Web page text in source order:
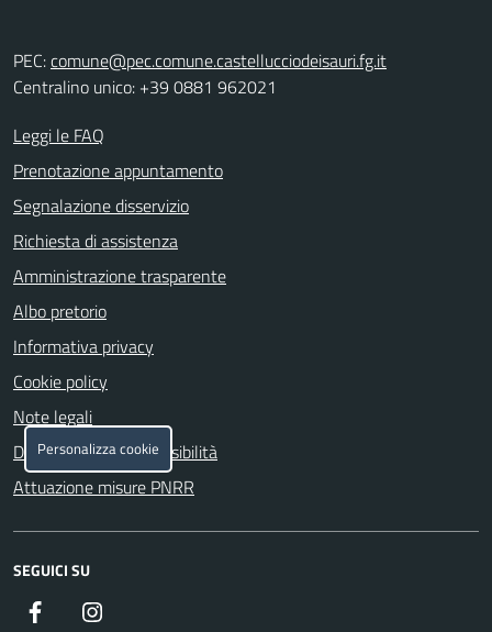
PEC:comune@pec.comune.castellucciodeisauri.fg.it
Centralino unico: +39 0881 962021
Leggi le FAQ
Prenotazione appuntamento
Segnalazione disservizio
Richiesta di assistenza
Amministrazione trasparente
Albo pretorio
Informativa privacy
Cookie policy
Note legali
Dichiarazione di accessibilità
Attuazione misure PNRR
SEGUICI SU
Facebook
Personalizza cookie